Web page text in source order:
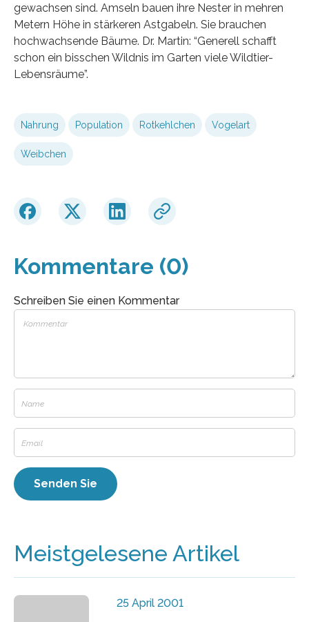
gewachsen sind. Amseln bauen ihre Nester in mehren
Metern Höhe in stärkeren Astgabeln. Sie brauchen
hochwachsende Bäume. Dr. Martin: “Generell schafft
schon ein bisschen Wildnis im Garten viele Wildtier-
Lebensräume”.
Nahrung Population Rotkehlchen Vogelart
Weibchen
Kommentare (0)
Schreiben Sie einen Kommentar
Meistgelesene Artikel
25 April 2001